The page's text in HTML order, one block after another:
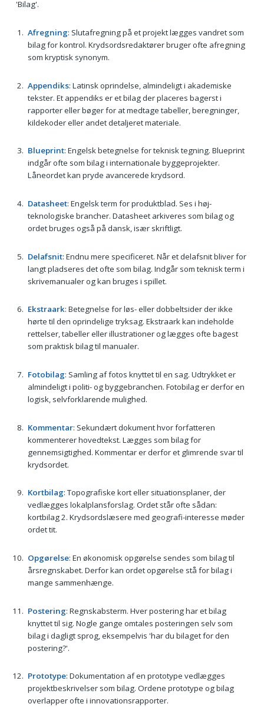
'Bilag'.
Afregning: Slutafregning på et projekt lægges vandret som
bilag for kontrol. Krydsordsredaktører bruger ofte afregning
som kryptisk synonym.
Appendiks: Latinsk oprindelse, almindeligt i akademiske
tekster. Et appendiks er et bilag der placeres bagerst i
rapporter eller bøger for at medtage tabeller, beregninger,
kildekoder eller andet detaljeret materiale.
Blueprint: Engelsk betegnelse for teknisk tegning. Blueprint
indgår ofte som bilag i internationale byggeprojekter.
Låneordet kan pryde avancerede krydsord.
Datasheet: Engelsk term for produktblad. Ses i høj-
teknologiske brancher. Datasheet arkiveres som bilag og
ordet bruges også på dansk, især skriftligt.
Delafsnit: Endnu mere specificeret. Når et delafsnit bliver for
langt pladseres det ofte som bilag. Indgår som teknisk term i
skrivemanualer og kan bruges i spillet.
Ekstraark: Betegnelse for løs- eller dobbeltsider der ikke
hørte til den oprindelige tryksag. Ekstraark kan indeholde
rettelser, tabeller eller illustrationer og lægges ofte bagest
som praktisk bilag til manualer.
Fotobilag: Samling af fotos knyttet til en sag. Udtrykket er
almindeligt i politi- og byggebranchen. Fotobilag er derfor en
logisk, selvforklarende mulighed.
Kommentar: Sekundært dokument hvor forfatteren
kommenterer hovedtekst. Lægges som bilag for
gennemsigtighed. Kommentar er derfor et glimrende svar til
krydsordet.
Kortbilag: Topografiske kort eller situationsplaner, der
vedlægges lokalplansforslag. Ordet står ofte sådan:
kortbilag 2. Krydsordslæsere med geografi-interesse møder
ordet tit.
Opgørelse: En økonomisk opgørelse sendes som bilag til
årsregnskabet. Derfor kan ordet opgørelse stå for bilag i
mange sammenhænge.
Postering: Regnskabster­m. Hver postering har et bilag
knyttet til sig. Nogle gange omtales posteringen selv som
bilag i dagligt sprog, eksempelvis 'har du bilaget for den
postering?'.
Prototype: Dokumentation af en prototype vedlægges
projektbeskrivelser som bilag. Ordene prototype og bilag
overlapper ofte i innovationsrapporter.